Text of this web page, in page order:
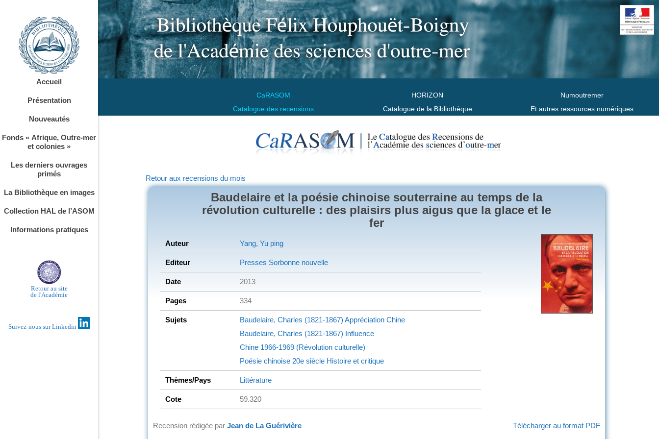
CaRASOM
Catalogue des recensions
HORIZON
Catalogue de la Bibliothèque
Numoutremer
Et autres ressources numériques
Accueil
Présentation
Nouveautés
Fonds « Afrique, Outre-mer
et colonies »
Les derniers ouvrages
primés
La Bibliothèque en images
Collection HAL de l’ASOM
Informations pratiques
Retour au site
de l'Académie
Suivez-nous sur Linkedin
Retour aux recensions du mois
Baudelaire et la poésie chinoise souterraine au temps de la
révolution culturelle : des plaisirs plus aigus que la glace et le
fer
Auteur Yang, Yu ping
Editeur Presses Sorbonne nouvelle
Date 2013
Pages 334
Sujets Baudelaire, Charles (1821-1867) Appréciation Chine
Baudelaire, Charles (1821-1867) Influence
Chine 1966-1969 (Révolution culturelle)
Poésie chinoise 20e siècle Histoire et critique
Thèmes/Pays Littérature
Cote 59.320
Télécharger au format PDF
Recension rédigée par Jean de La Guérivière